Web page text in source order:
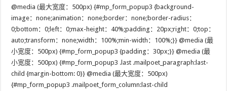
@media (最大宽度：500px) {#mp_form_popup3 {background-
image：none;animation：none;border：none;border-radius：
0;bottom：0;left：0;max-height：40%;padding：20px;right：0;top：
auto;transform：none;width：100%;min-width：100%;}} @media (最
小宽度：500px) {#mp_form_popup3 {padding：30px;}} @media (最
小宽度：500px) {#mp_form_popup3 .last .mailpoet_paragraph:last-
child {margin-bottom: 0}} @media (最大宽度：500px)
{#mp_form_popup3 .mailpoet_form_column:last-child